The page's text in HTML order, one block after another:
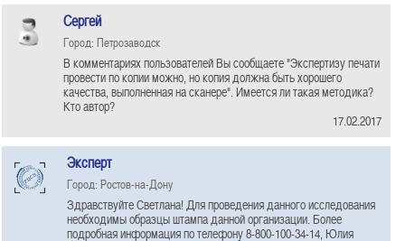
Сергей
Город: Петрозаводск
В комментариях пользователей Вы сообщаете "Экспертизу печати
провести по копии можно, но копия должна быть хорошего
качества, выполненная на сканере". Имеется ли такая методика?
Кто автор?
17.02.2017
Эксперт
Город: Ростов-на-Дону
Здравствуйте Светлана! Для проведения данного исследования
необходимы образцы штампа данной организации. Более
подробная информация по телефону 8-800-100-34-14, Юлия